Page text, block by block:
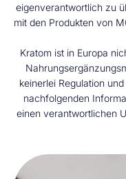
eigenverantwortlich zu
mit den Produkten von
Kratom ist in Europa
keinerlei Regulation
nachfolgenden
einen verantwortlichen